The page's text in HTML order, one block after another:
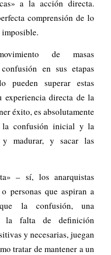
a la acción directa.
comprensión de lo
imposible.
de masas
en sus etapas
pueden superar estas
experiencia directa de la
éxito, es absolutamente
la confusión inicial y la
y madurar, y sacar las
– sí, los anarquistas
personas que aspiran a
la confusión, una
la falta de definición
y necesarias, juegan
tratar de mantener a un